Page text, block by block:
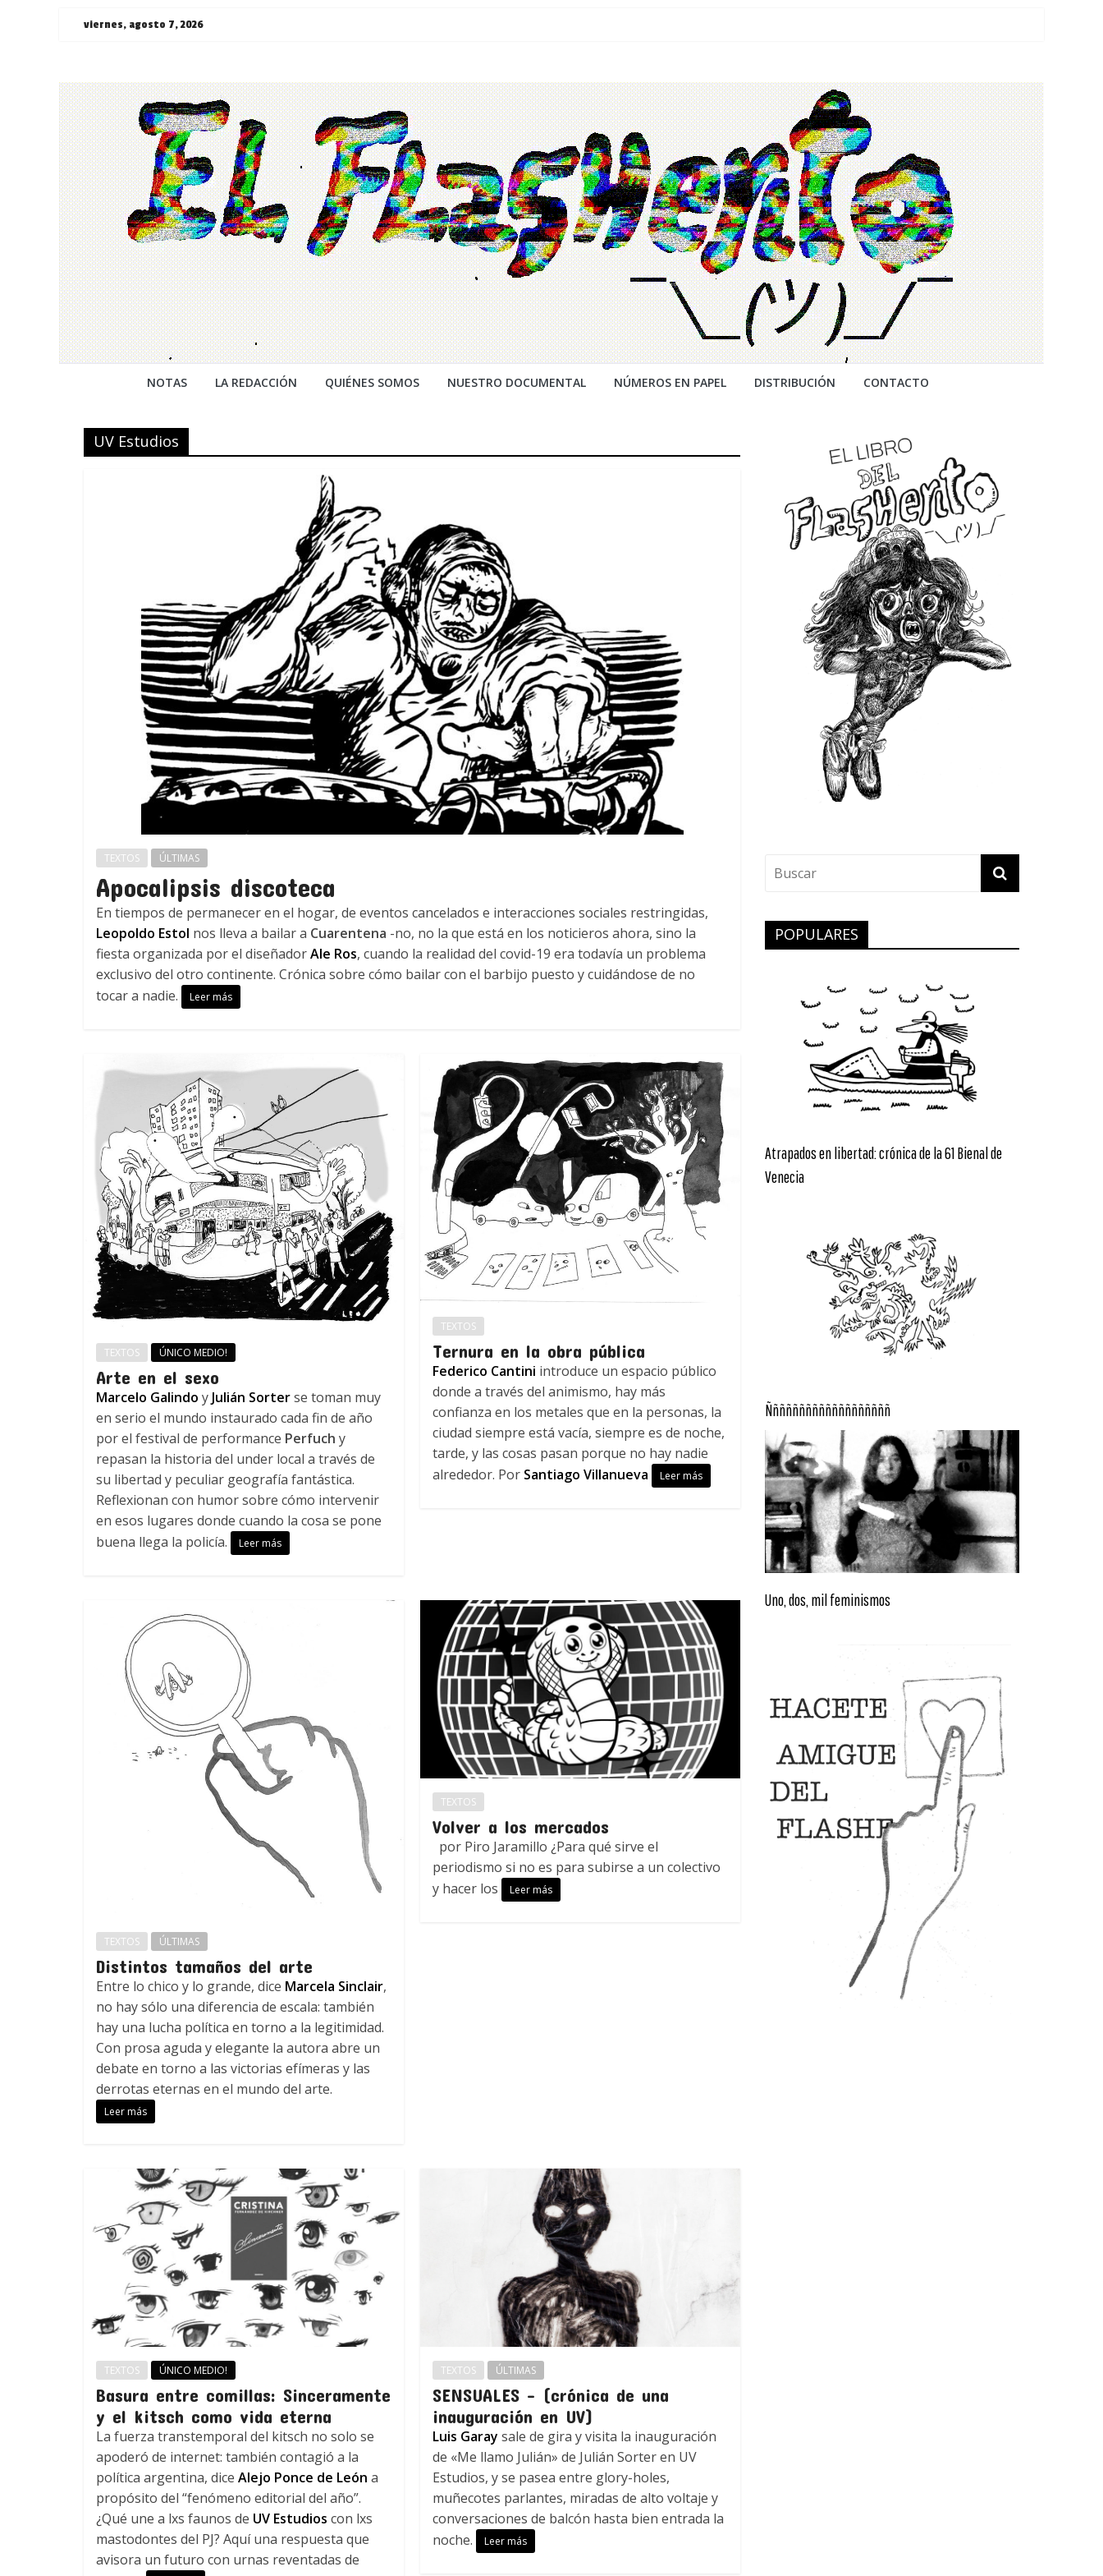
Saltarviernes, agosto 7, 2026
¯\_(ツ)_/
¯
NOTAS LA REDACCIÓN QUIÉNES SOMOS NUESTRO DOCUMENTAL NÚMEROS EN PAPEL DISTRIBUCIÓN CONTACTO
UV Estudios
TEXTOS ÚLTIMAS
Apocalipsis discoteca
En tiempos de permanecer en el hogar, de eventos cancelados e interacciones sociales restringidas,
Leopoldo Estol nos lleva a bailar a Cuarentena -no, no la que está en los noticieros ahora, sino la
fiesta organizada por el diseñadorAle Ros, cuando la realidad del covid-19 era todavía un problema
exclusivo del otro continente. Crónica sobre cómo bailar con el barbijo puesto y cuidándose de no
tocar a nadie.
Leer más
TEXTOS ÚNICO MEDIO!
Arte en el sexo
Marcelo Galindo y Julián Sorterse toman muy
en serio el mundo instaurado cada fin de año
por el festival de performance Perfuch y
repasan la historia del under local a través de
su libertad y peculiar geografía fantástica.
Reflexionan con humor sobre cómo intervenir
en esos lugares donde cuando la cosa se pone
buena llega la policía.
Leer más
TEXTOS
Ternura en la obra pública
Federico Cantini introduce un espacio público
donde a través del animismo, hay más
confianza en los metales que en la personas, la
ciudad siempre está vacía, siempre es de noche,
tarde, y las cosas pasan porque no hay nadie
alrededor. Por Santiago Villanueva Leer más
TEXTOS ÚLTIMAS
Distintos tamaños del arte
Entre lo chico y lo grande, dice Marcela Sinclair,
no hay sólo una diferencia de escala: también
hay una lucha política en torno a la legitimidad.
Con prosa aguda y elegante la autora abre un
debate en torno a las victorias efímeras y las
derrotas eternas en el mundo del arte.
Leer más
TEXTOS
Volver a los mercados
por Piro Jaramillo ¿Para qué sirve el
periodismo si no es para subirse a un colectivo
y hacer los
Leer más
TEXTOS ÚNICO MEDIO!
Basura entre comillas: Sinceramente
y el kitsch como vida eterna
La fuerza transtemporal del kitsch no solo se
apoderó de internet: también contagió a la
política argentina, dice Alejo Ponce de León a
propósito del “fenómeno editorial del año”.
¿Qué une a lxs faunos de UV Estudios con lxs
mastodontes del PJ? Aquí una respuesta que
avisora un futuro con urnas reventadas de
TEXTOS ÚLTIMAS
SENSUALES – (crónica de una
inauguración en UV)
Luis Garaysale de gira y visita la inauguración
de «Me llamo Julián» de Julián Sorter en UV
Estudios, y se pasea entre glory-holes,
muñecotes parlantes, miradas de alto voltaje y
conversaciones de balcón hasta bien entrada la
noche.
Leer más
POPULARES
Atrapados en libertad: crónica de la 61 Bienal de
Venecia
Ñññññññññññññññññññ
Uno, dos, mil feminismos